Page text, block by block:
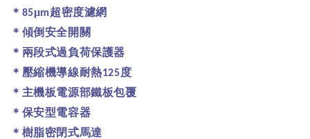
＊ 85μm超密度濾網
＊傾倒安全開關
＊兩段式過負荷保護器
＊壓縮機導線耐熱125度
＊主機板電源部鐵板包覆
＊保安型電容器
＊樹脂密閉式馬達